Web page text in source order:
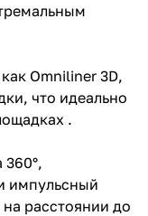
Omniliner 3D,
что идеально
.
импульсный
расстоянии до